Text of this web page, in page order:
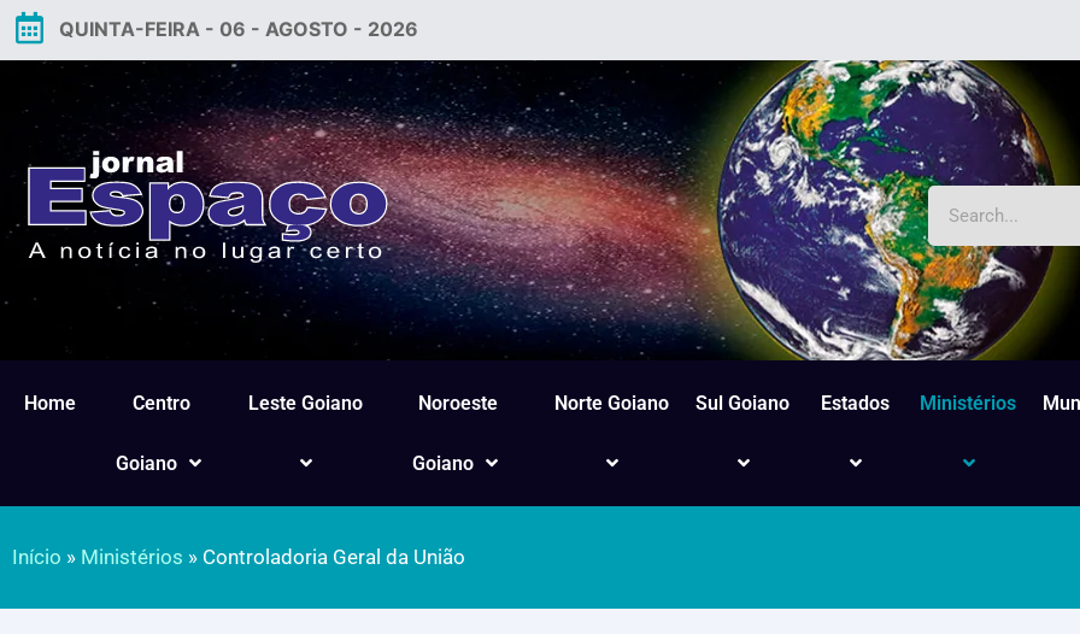
QUINTA-FEIRA - 06 - AGOSTO - 2026
Home Centro
Goiano
Leste Goiano Noroeste
Goiano
Norte Goiano Sul Goiano Estados Ministérios
Início » Ministérios » Controladoria Geral da União